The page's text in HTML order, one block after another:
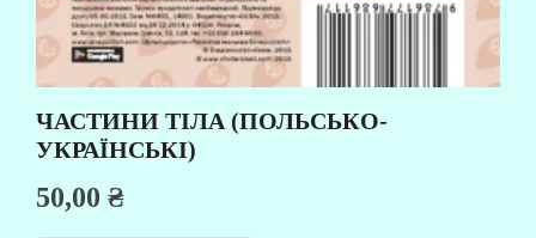
ЧАСТИНИ ТІЛА (ПОЛЬСЬКО-
УКРАЇНСЬКІ)
50,00 ₴